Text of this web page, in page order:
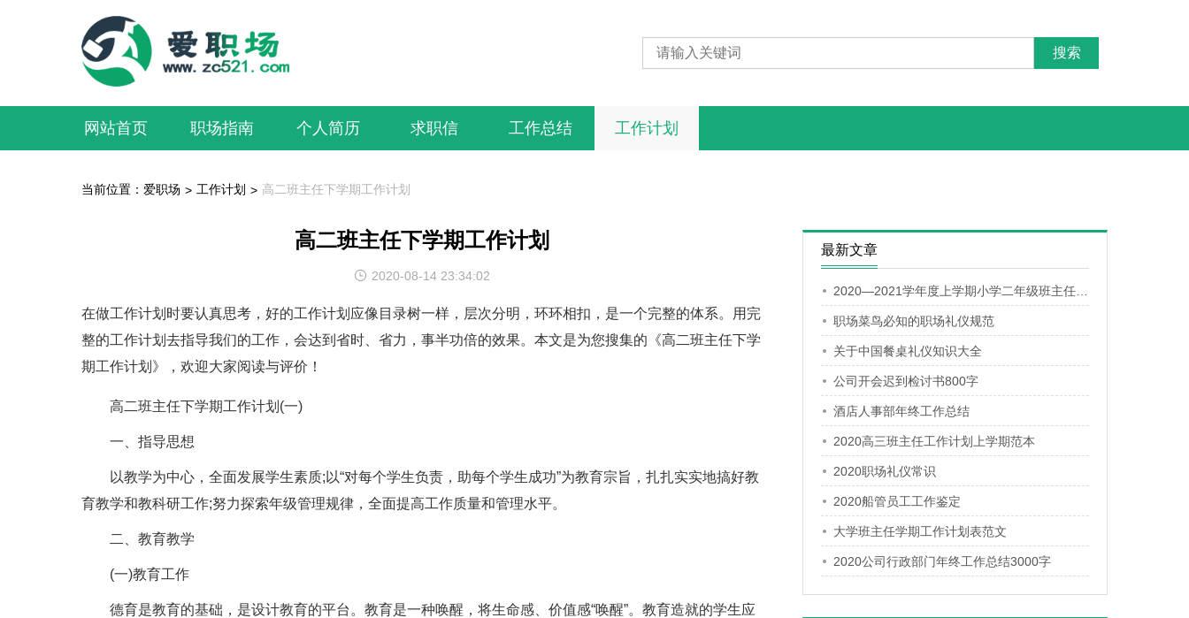
网站首页 职场指南 个人简历 求职信 工作总结 工作计划
当前位置： 爱职场 > 工作计划 > 高二班主任下学期工作计划
高二班主任下学期工作计划
2020-08-14 23:34:02
在做工作计划时要认真思考，好的工作计划应像目录树一样，层次分明，环环相扣，是一个完整的体系。用完
整的工作计划去指导我们的工作，会达到省时、省力，事半功倍的效果。本文是为您搜集的《高二班主任下学
期工作计划》，欢迎大家阅读与评价！
高二班主任下学期工作计划(一)
一、指导思想
以教学为中心，全面发展学生素质;以“对每个学生负责，助每个学生成功”为教育宗旨，扎扎实实地搞好教
育教学和教科研工作;努力探索年级管理规律，全面提高工作质量和管理水平。
二、教育教学
(一)教育工作
德育是教育的基础，是设计教育的平台。教育是一种唤醒，将生命感、价值感“唤醒”。教育造就的学生应
最新文章
职场菜鸟必知的职场礼仪规范
关于中国餐桌礼仪知识大全
公司开会迟到检讨书800字
酒店人事部年终工作总结
2020高三班主任工作计划上学期范本
2020职场礼仪常识
2020船管员工工作鉴定
大学班主任学期工作计划表范文
2020公司行政部门年终工作总结3000字